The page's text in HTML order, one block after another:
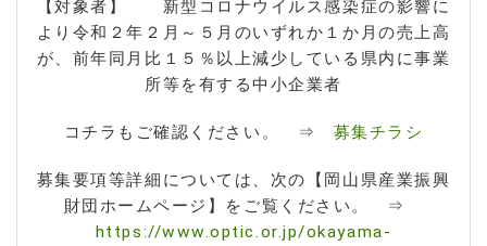
【対象者】 新型コロナウイルス感染症の影響に
より令和２年２月～５月のいずれか１か月の売上高
が、前年同月比１５％以上減少している県内に事業
所等を有する中小企業者
コチラもご確認ください。 ⇒ 募集チラシ
募集要項等詳細については、次の【岡山県産業振興
財団ホームページ】をご覧ください。 ⇒
https://www.optic.or.jp/okayama-